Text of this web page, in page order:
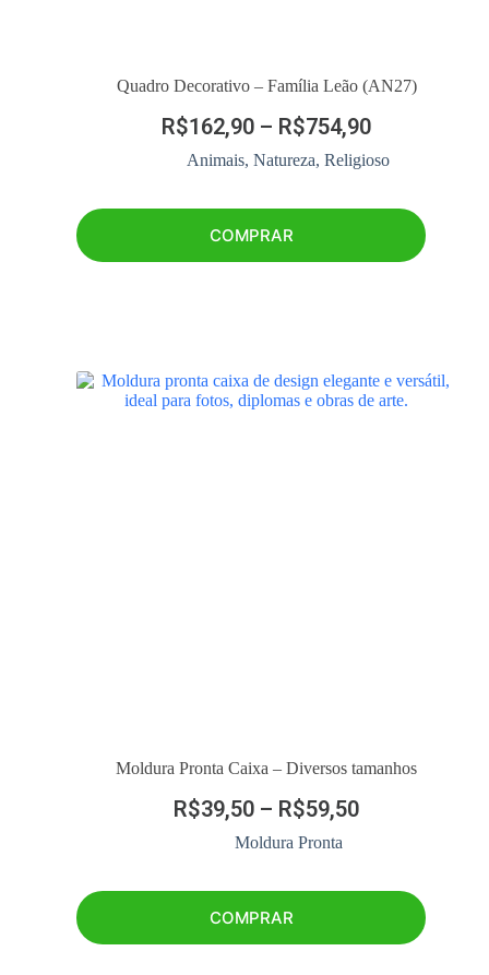
Quadro Decorativo – Família Leão (AN27)
R$162,90 – R$754,90
Animais, Natureza, Religioso
COMPRAR
Moldura Pronta Caixa – Diversos tamanhos
R$39,50 – R$59,50
Moldura Pronta
COMPRAR